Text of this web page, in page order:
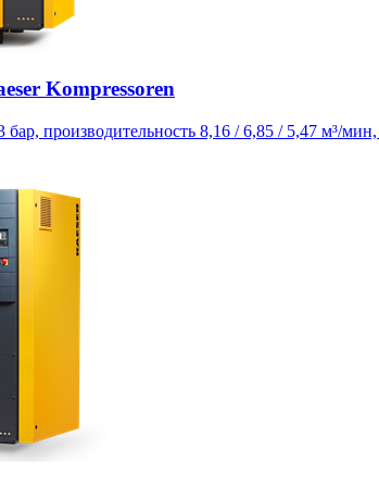
Kompressoren
производительность 8,16 / 6,85 / 5,47 м³/